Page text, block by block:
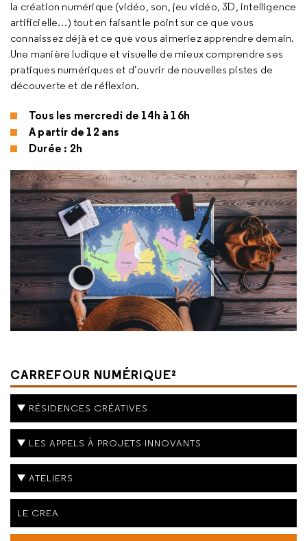
la création numérique (vidéo, son, jeu vidéo, 3D, intelligence
artificielle…) tout en faisant le point sur ce que vous
connaissez déjà et ce que vous aimeriez apprendre demain.
Une manière ludique et visuelle de mieux comprendre ses
pratiques numériques et d’ouvrir de nouvelles pistes de
découverte et de réflexion.
Tous les mercredi de 14h à 16h
A partir de 12 ans
Durée : 2h
CARREFOUR NUMÉRIQUE²
RÉSIDENCES CRÉATIVES
LES APPELS À PROJETS INNOVANTS
ATELIERS
LE CREA